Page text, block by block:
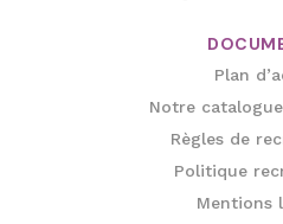
Plan
Notre
Règles de
Politique
Mentions